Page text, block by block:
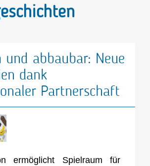
und abbaubar: Neue
dank
Partnerschaft
ermöglicht Spielraum für